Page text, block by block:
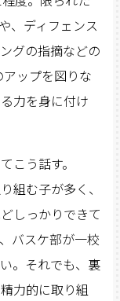
、ディフェンス
グの指摘などの
ップを図りな
力を身に付け
こう話す。
組む子が多く、
しっかりできて
バスケ部が一校
。それでも、裏
力的に取り組